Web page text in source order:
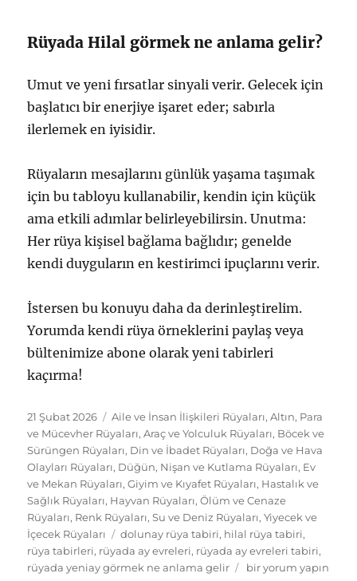
Rüyada Hilal görmek ne anlama gelir?
Umut ve yeni fırsatlar sinyali verir. Gelecek için
başlatıcı bir enerjiye işaret eder; sabırla
ilerlemek en iyisidir.
Rüyaların mesajlarını günlük yaşama taşımak
için bu tabloyu kullanabilir, kendin için küçük
ama etkili adımlar belirleyebilirsin. Unutma:
Her rüya kişisel bağlama bağlıdır; genelde
kendi duyguların en kestirimci ipuçlarını verir.
İstersen bu konuyu daha da derinleştirelim.
Yorumda kendi rüya örneklerini paylaş veya
bültenimize abone olarak yeni tabirleri
kaçırma!
Yayın
tarihi
21 Şubat 2026 Kategoriler
Aile ve İnsan İlişkileri Rüyaları,Altın, Para
ve Mücevher Rüyaları,Araç ve Yolculuk Rüyaları, Böcek ve
Sürüngen Rüyaları, Din ve İbadet Rüyaları, Doğa ve Hava
Olayları Rüyaları, Düğün, Nişan ve Kutlama Rüyaları, Ev
ve Mekan Rüyaları,Giyim ve Kıyafet Rüyaları, Hastalık ve
Sağlık Rüyaları, Hayvan Rüyaları,Ölüm ve Cenaze
Rüyaları, Renk Rüyaları,Su ve Deniz Rüyaları,Yiyecek ve
İçecek Rüyaları
Etiketler
dolunay rüya tabiri, hilal rüya tabiri,
rüya tabirleri, rüyada ay evreleri, rüyada ay evreleri tabiri,
rüyada yeniay görmek ne anlama gelir
Rüyada
bir yorum yapın